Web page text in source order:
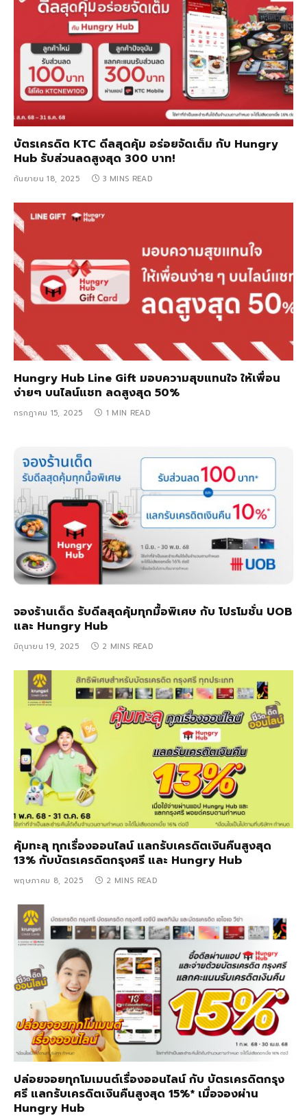
บัตรเครดิต KTC ดีลสุดคุ้ม อร่อยจัดเต็ม กับ Hungry
Hub รับส่วนลดสูงสุด 300 บาท!
กันยายน 18, 2025 3 MINS READ
Hungry Hub Line Gift มอบความสุขแทนใจ ให้เพื่อน
ง่ายๆ บนไลน์แชท ลดสูงสุด 50%
กรกฎาคม 15, 2025 1 MIN READ
จองร้านเด็ด รับดีลสุดคุ้มทุกมื้อพิเศษ กับ โปรโมชั่น UOB
และ Hungry Hub
มิถุนายน 19, 2025 2 MINS READ
คุ้มทะลุ ทุกเรื่องออนไลน์ แลกรับเครดิตเงินคืนสูงสุด
13% กับบัตรเครดิตกรุงศรี และ Hungry Hub
พฤษภาคม 8, 2025 2 MINS READ
ปล่อยจอยทุกโมเมนต์เรื่องออนไลน์ กับ บัตรเครดิตกรุง
ศรี แลกรับเครดิตเงินคืนสูงสุด 15%* เมื่อจองผ่าน
Hungry Hub ​